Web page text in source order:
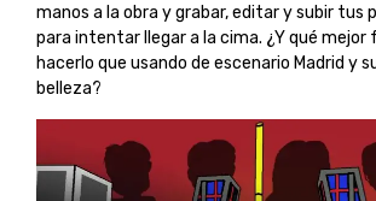
manos a la obra y grabar, editar y subir tus
para intentar llegar a la cima. ¿Y qué mejor
hacerlo que usando de escenario Madrid y
belleza?